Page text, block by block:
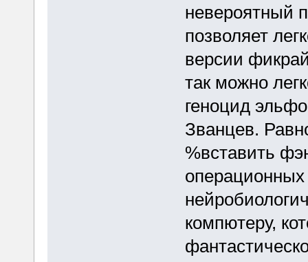
невероятный
позволяет
версии
так можно
геноцид
Званцев.
%вставить
операционных
компютеру,